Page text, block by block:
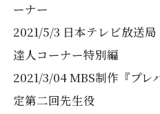
ーナー
2021/5/3 日本テレビ放送
達人コーナー特別編
2021/3/04 MBS制作『プレ
定第二回先生役